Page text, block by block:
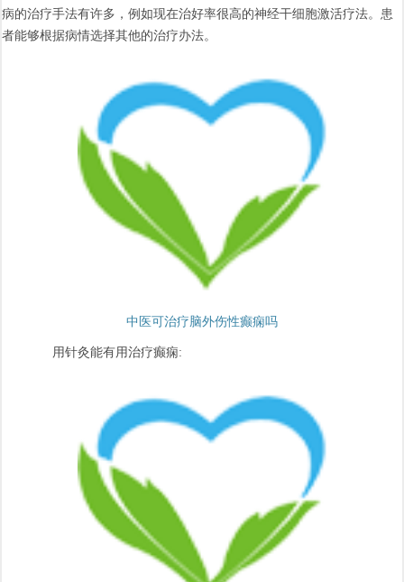
病的治疗手法有许多，例如现在治好率很高的神经干细胞激活疗法。患
者能够根据病情选择其他的治疗办法。
中医可治疗脑外伤性癫痫吗
用针灸能有用治疗癫痫: